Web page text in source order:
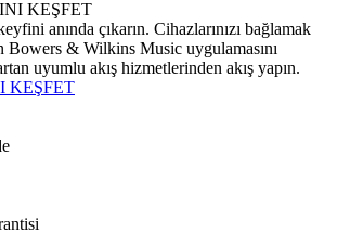
anında çıkarın. Cihazlarınızı bağlamak
& Wilkins Music uygulamasını
uyumlu akış hizmetlerinden akış yapın.
KEŞFET